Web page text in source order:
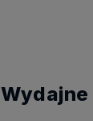
Wydajne